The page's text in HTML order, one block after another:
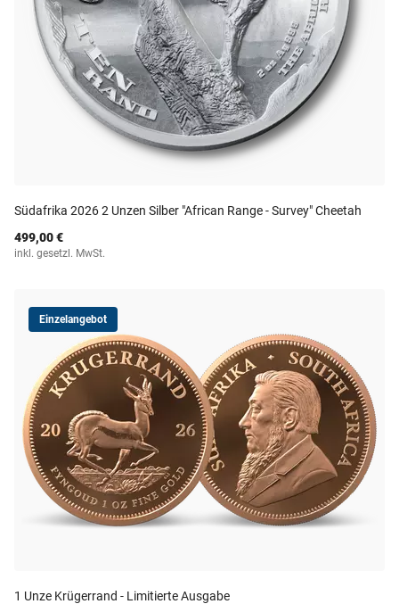
Südafrika 2026 2 Unzen Silber "African Range - Survey" Cheetah
499,00 €
inkl. gesetzl. MwSt.
Einzelangebot
1 Unze Krügerrand - Limitierte Ausgabe